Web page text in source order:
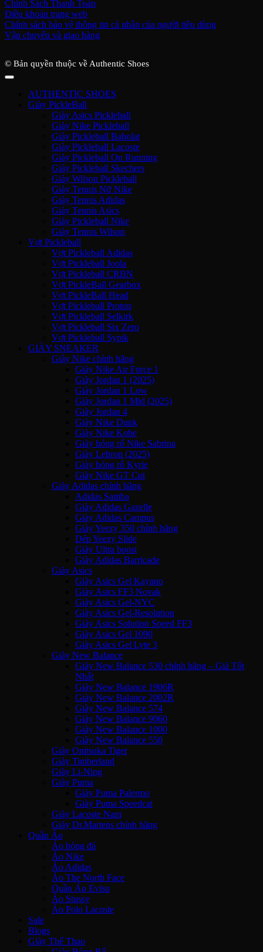
Chính Sách Thanh Toán
Điều khoản trang web
Chính sách bảo vệ thông tin cá nhân của người tiêu dùng
Vận chuyển và giao hàng
© Bản quyền thuộc về Authentic Shoes
AUTHENTIC SHOES
Giày PickleBall
Giày Asics Pickleball
Giày Nike Pickleball
Giày Pickleball Babolat
Giày Pickleball Lacoste
Giày Pickleball On Running
Giày Pickleball Skechers
Giày Wilson Pickleball
Giày Tennis Nữ Nike
Giày Tennis Adidas
Giày Tennis Asics
Giày Pickleball Nike
Giày Tennis Wilson
Vợt Pickleball
Vợt Pickleball Adidas
Vợt Pickleball Joola
Vợt Pickleball CRBN
Vợt PickleBall Gearbox
Vợt PickleBall Head
Vợt Pickleball Proton
Vợt Pickleball Selkirk
Vợt Pickleball Six Zero
Vợt Pickleball Sypik
GIÀY SNEAKER
Giày Nike chính hãng
Giày Nike Air Force 1
Giày Jordan 1 (2025)
Giày Jordan 1 Low
Giày Jordan 1 Mid (2025)
Giày Jordan 4
Giày Nike Dunk
Giày Nike Kobe
Giày bóng rổ Nike Sabrina
Giày Lebron (2025)
Giày bóng rổ Kyrie
Giày Nike GT Cut
Giày Adidas chính hãng
Adidas Samba
Giày Adidas Gazelle
Giày Adidas Campus
Giày Yeezy 350 chính hãng
Dép Yeezy Slide
Giày Ultra boost
Giày Adidas Barricade
Giày Asics
Giày Asics Gel Kayano
Giày Asics FF3 Novak
Giày Asics Gel-NYC
Giày Asics Gel-Resolution
Giày Asics Solution Speed FF3
Giày Asics Gel 1090
Giày Asics Gel Lyte 3
Giày New Balance
Giày New Balance 530 chính hãng – Giá Tốt
Nhất
Giày New Balance 1906R
Giày New Balance 2002R
Giày New Balance 574
Giày New Balance 9060
Giày New Balance 1000
Giày New Balance 550
Giày Onitsuka Tiger
Giày Timberland
Giày Li-Ning
Giày Puma
Giày Puma Palermo
Giày Puma Speedcat
Giày Lacoste Nam
Giày Dr.Martens chính hãng
Quần Áo
Áo bóng đá
Áo Nike
Áo Adidas
Áo The North Face
Quần Áo Evisu
Áo Stussy
Áo Polo Lacoste
Sale
Blogs
Giày Thể Thao